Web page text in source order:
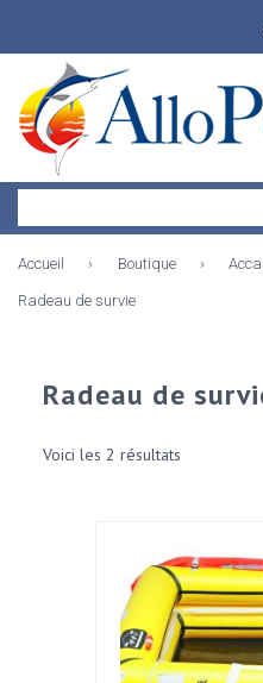
Accueil › Boutique ›
Radeau de survie
Radeau de
Voici les 2 résultats